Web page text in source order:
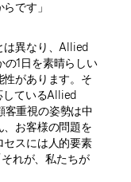
です」
は異なり、Allied
1日を素晴らしい
性があります。そ
しているAllied
客重視の姿勢は中
お客様の問題を
セスには人的要素
れが、私たちが